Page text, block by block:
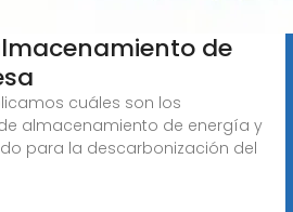
de
cuáles son los
almacenamiento de energía y
para la descarbonización del